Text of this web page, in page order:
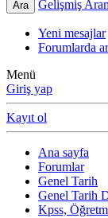
Ara Gelişmiş
Yeni mesajlar
Forumlarda
Menü
Giriş yap
Kayıt ol
Ana sayfa
Forumlar
Genel Tarih
Genel Tarih
Kpss,